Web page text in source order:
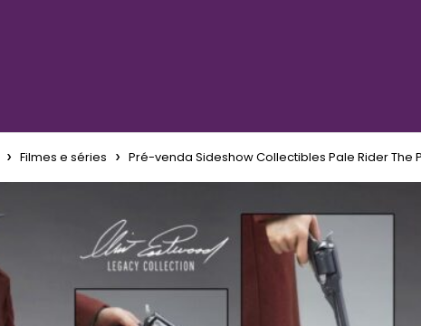
Filmes e séries Pré-venda Sideshow Collectibles Pale Rider The